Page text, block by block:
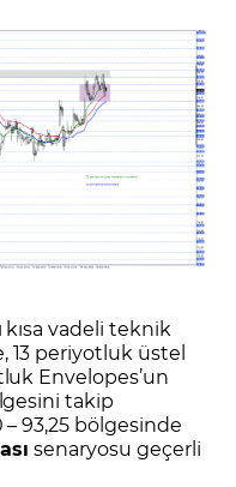
kısa vadeli teknik
13 periyotluk üstel
Envelopes’un
takip
93,25 bölgesinde
senaryosu geçerli